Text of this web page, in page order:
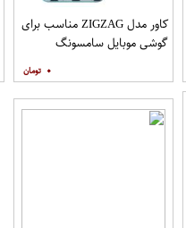
کاور مدل ZIGZAG مناسب برای
گوشی موبایل سامسونگ
پایه نگهدارنده
۰